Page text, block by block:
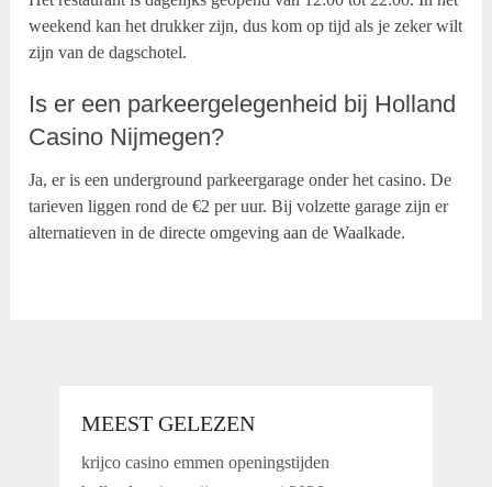
weekend kan het drukker zijn, dus kom op tijd als je zeker wilt
zijn van de dagschotel.
Is er een parkeergelegenheid bij Holland
Casino Nijmegen?
Ja, er is een underground parkeergarage onder het casino. De
tarieven liggen rond de €2 per uur. Bij volzette garage zijn er
alternatieven in de directe omgeving aan de Waalkade.
MEEST GELEZEN
krijco casino emmen openingstijden